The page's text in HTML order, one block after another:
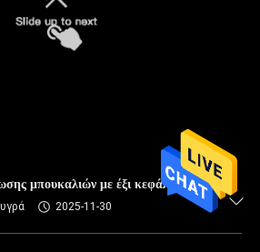
μπουκαλιών με έξι κεφάλια
2025-11-30